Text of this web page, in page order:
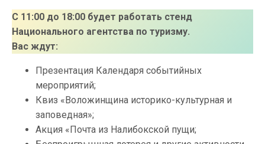
С 11:00 до 18:00 будет работать стенд
Национального агентства по туризму.
Вас ждут:
Презентация Календаря событийных
мероприятий;
Квиз «Воложинщина историко-культурная и
заповедная»;
Акция «Почта из Налибокской пущи;